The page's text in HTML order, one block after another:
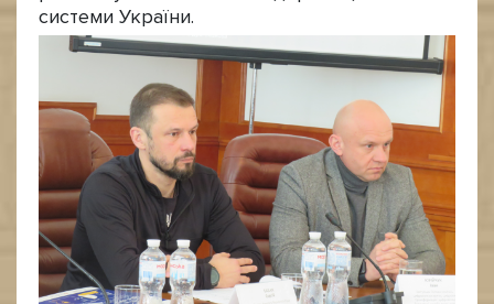
системи України.